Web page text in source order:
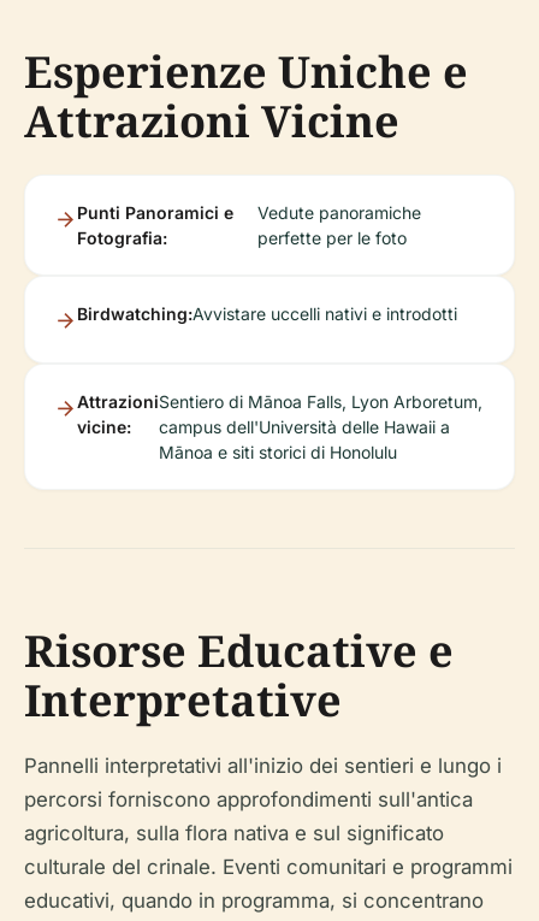
Esperienze Uniche e
Attrazioni Vicine
Punti Panoramici e
Fotografia:
Vedute panoramiche
perfette per le foto
Birdwatching:Avvistare uccelli nativi e introdotti
Attrazioni
vicine:
Sentiero di Mānoa Falls, Lyon Arboretum,
campus dell'Università delle Hawaii a
Mānoa e siti storici di Honolulu
Risorse Educative e
Interpretative
Pannelli interpretativi all'inizio dei sentieri e lungo i
percorsi forniscono approfondimenti sull'antica
agricoltura, sulla flora nativa e sul significato
culturale del crinale. Eventi comunitari e programmi
educativi, quando in programma, si concentrano